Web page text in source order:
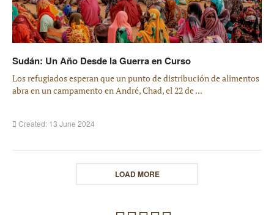
Sudán: Un Año Desde la Guerra en Curso
Los refugiados esperan que un punto de distribución de alimentos
abra en un campamento en André, Chad, el 22 de ...
Created: 13 June 2024
LOAD MORE